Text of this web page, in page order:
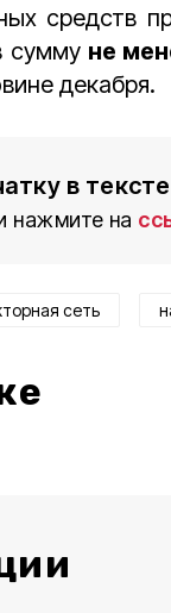
средств
сумму не
декабря.
в
нажмите на
сеть